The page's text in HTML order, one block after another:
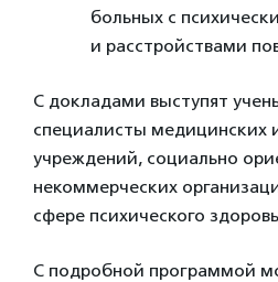
больных с
и расстройствами
С докладами выступят
специалисты медицинских
учреждений, социально
некоммерческих
сфере психического
С подробной программой